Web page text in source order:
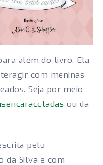
além do livro. Ela
com meninas
Seja por meio
ou da
pelo
da Silva e com